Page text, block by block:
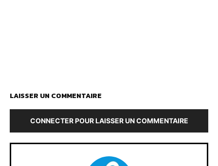
LAISSER UN COMMENTAIRE
CONNECTER POUR LAISSER UN COMMENTAIRE